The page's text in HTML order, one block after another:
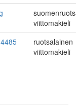
viittomakieli
ruotsalainen
viittomakieli